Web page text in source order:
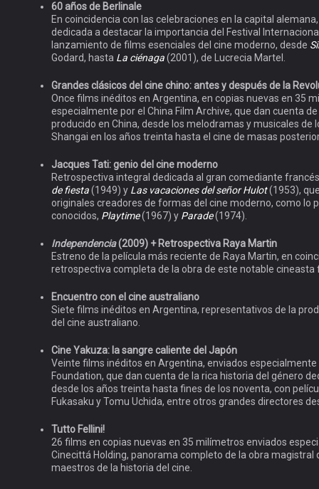
60 años de Berlinale
En coincidencia con las celebraciones en la capital
dedicada a destacar la importancia del Festival
lanzamiento de films esenciales del cine moderno, desde
Godard, hasta La ciénaga(2001), de Lucrecia Martel.
Grandes clásicos del cine chino: antes y después de la
Once films inéditos en Argentina, en copias nuevas en 35
especialmente por el China Film Archive, que dan cuenta
producido en China, desde los melodramas y musicales de
Shangai en los años treinta hasta el cine de masas
Jacques Tati: genio del cine moderno
Retrospectiva integral dedicada al gran comediante
de fiesta(1949) y Las vacaciones del señor Hulot(1953),
originales creadores de formas del cine moderno, como lo
conocidos, Playtime(1967) y Parade(1974).
Independencia(2009) + Retrospectiva Raya Martin
Estreno de la película más reciente de Raya Martin, en
retrospectiva completa de la obra de este notable cineasta
Encuentro con el cine australiano
Siete films inéditos en Argentina, representativos de la
del cine australiano.
Cine Yakuza: la sangre caliente del Japón
Veinte films inéditos en Argentina, enviados
Foundation, que dan cuenta de la rica historia del género
desde los años treinta hasta fines de los noventa, con
Fukasaku y Tomu Uchida, entre otros grandes directores
Tutto Fellini!
26 films en copias nuevas en 35 milímetros enviados
Cinecittá Holding, panorama completo de la obra magistral
maestros de la historia del cine.